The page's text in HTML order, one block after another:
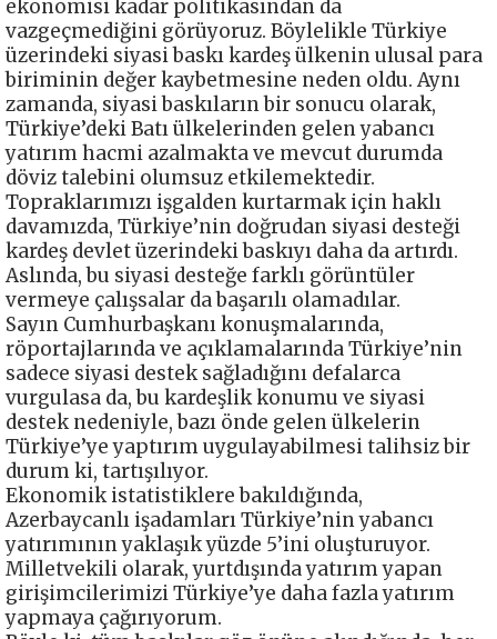
ekonomisi kadar politikasından da
vazgeçmediğini görüyoruz. Böylelikle Türkiye
üzerindeki siyasi baskı kardeş ülkenin ulusal para
biriminin değer kaybetmesine neden oldu. Aynı
zamanda, siyasi baskıların bir sonucu olarak,
Türkiye’deki Batı ülkelerinden gelen yabancı
yatırım hacmi azalmakta ve mevcut durumda
döviz talebini olumsuz etkilemektedir.
Topraklarımızı işgalden kurtarmak için haklı
davamızda, Türkiye’nin doğrudan siyasi desteği
kardeş devlet üzerindeki baskıyı daha da artırdı.
Aslında, bu siyasi desteğe farklı görüntüler
vermeye çalışsalar da başarılı olamadılar.
Sayın Cumhurbaşkanı konuşmalarında,
röportajlarında ve açıklamalarında Türkiye’nin
sadece siyasi destek sağladığını defalarca
vurgulasa da, bu kardeşlik konumu ve siyasi
destek nedeniyle, bazı önde gelen ülkelerin
Türkiye’ye yaptırım uygulayabilmesi talihsiz bir
durum ki, tartışılıyor.
Ekonomik istatistiklere bakıldığında,
Azerbaycanlı işadamları Türkiye’nin yabancı
yatırımının yaklaşık yüzde 5’ini oluşturuyor.
Milletvekili olarak, yurtdışında yatırım yapan
girişimcilerimizi Türkiye’ye daha fazla yatırım
yapmaya çağırıyorum.